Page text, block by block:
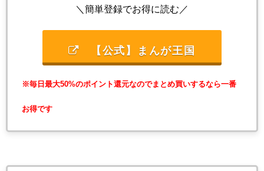
＼簡単登録でお得に読む／
【公式】まんが王国
※毎日最大50%のポイント還元なのでまとめ買いするなら一番
お得です